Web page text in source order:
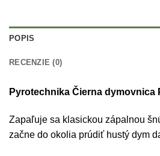
POPIS
RECENZIE (0)
Pyrotechnika Čierna dymovnica
Zapaľuje sa klasickou zápalnou
začne do okolia prúdiť hustý dym